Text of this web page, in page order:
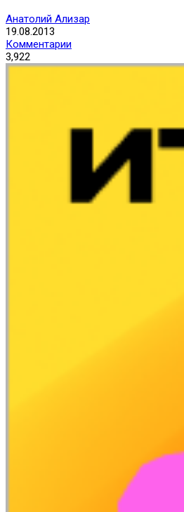
Анатолий Ализар
19.08.2013
Комментарии
3,922